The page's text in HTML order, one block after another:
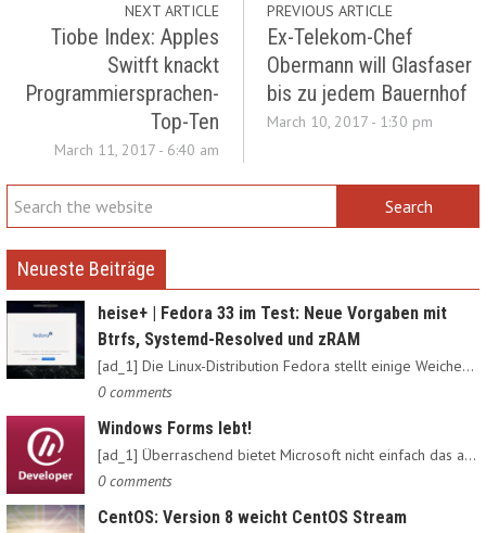
NEXT ARTICLE
Tiobe Index: Apples
Switft knackt
Programmiersprachen-
Top-Ten
March 11, 2017 - 6:40 am
PREVIOUS ARTICLE
Ex-Telekom-Chef
Obermann will Glasfaser
bis zu jedem Bauernhof
March 10, 2017 - 1:30 pm
Neueste Beiträge
heise+ | Fedora 33 im Test: Neue Vorgaben mit
Btrfs, Systemd-Resolved und zRAM
[ad_1] Die Linux-Distribution Fedora stellt einige Weichen neu:…
0 comments
Windows Forms lebt!
[ad_1] Überraschend bietet Microsoft nicht einfach das alte…
0 comments
CentOS: Version 8 weicht CentOS Stream